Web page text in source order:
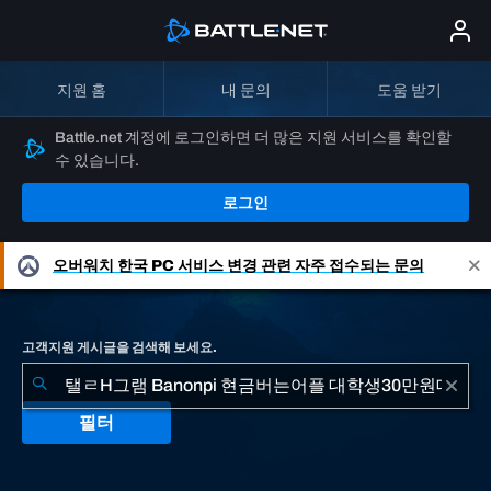
지원 홈 내 문의 도움 받기
Battle.net 계정에 로그인하면 더 많은 지원 서비스를 확인할
수 있습니다.
로그인
오버워치 한국 PC 서비스 변경 관련 자주 접수되는 문의
고객지원 게시글을 검색해 보세요.
필터